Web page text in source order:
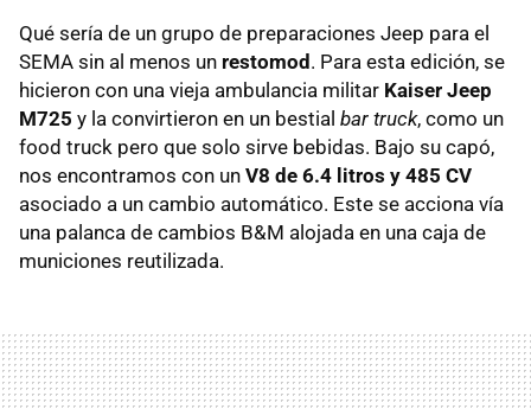
Qué sería de un grupo de preparaciones Jeep para el
SEMA sin al menos un restomod . Para esta edición, se
hicieron con una vieja ambulancia militar Kaiser Jeep
M725 y la convirtieron en un bestial bar truck, como un
food truck pero que solo sirve bebidas. Bajo su capó,
nos encontramos con un V8 de 6.4 litros y 485 CV
asociado a un cambio automático. Este se acciona vía
una palanca de cambios B&M alojada en una caja de
municiones reutilizada.